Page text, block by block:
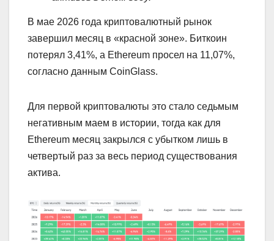
В мае 2026 года криптовалютный рынок
завершил месяц в «красной зоне». Биткоин
потерял 3,41%, а Ethereum просел на 11,07%,
согласно данным CoinGlass.
Для первой криптовалюты это стало седьмым
негативным маем в истории, тогда как для
Ethereum месяц закрылся с убытком лишь в
четвертый раз за весь период существования
актива.